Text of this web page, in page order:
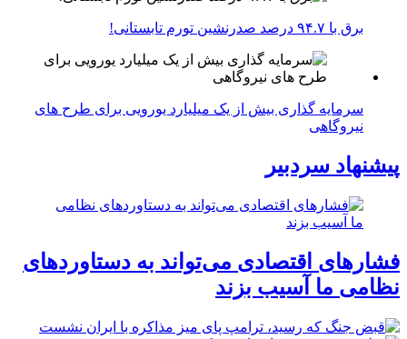
برق با ۹۴.۷ درصد صدرنشین تورم تابستانی!
سرمایه گذاری بیش از یک میلیارد یورویی برای طرح های
نیروگاهی
پیشنهاد سردبیر
فشارهای اقتصادی می‌تواند به دستاوردهای
نظامی ما آسیب بزند